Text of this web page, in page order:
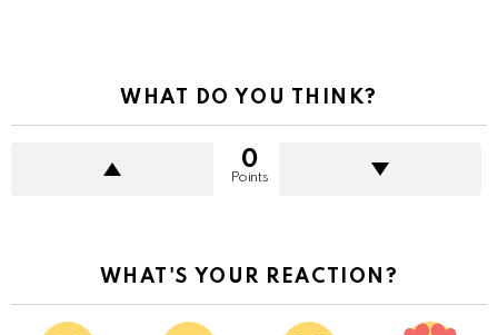
WHAT DO YOU THINK?
0
Points
WHAT'S YOUR REACTION?